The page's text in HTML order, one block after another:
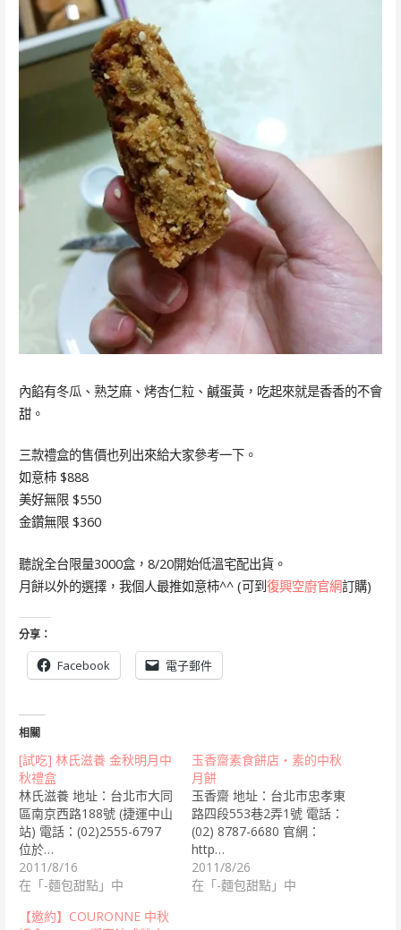
內餡有冬瓜、熟芝麻、烤杏仁粒、鹹蛋黃，吃起來就是香香的不會
甜。
三款禮盒的售價也列出來給大家參考一下。
如意柿 $888
美好無限 $550
金鑽無限 $360
聽說全台限量3000盒，8/20開始低溫宅配出貨。
月餅以外的選擇，我個人最推如意柿^^ (可到復興空廚官網訂購)
分享：
Facebook 電子郵件
相關
[試吃] 林氏滋養 金秋明月中
秋禮盒
林氏滋養 地址：台北市大同
區南京西路188號 (捷運中山
站) 電話：(02)2555-6797
位於…
2011/8/16
在「-麵包甜點」中
玉香齋素食餅店‧素的中秋
月餅
玉香齋 地址：台北市忠孝東
路四段553巷2弄1號 電話：
(02) 8787-6680 官網：
http…
2011/8/26
在「-麵包甜點」中
【邀約】COURONNE 中秋